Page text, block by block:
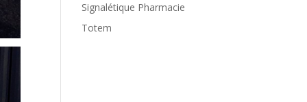
Signalétique Pharmacie
Totem